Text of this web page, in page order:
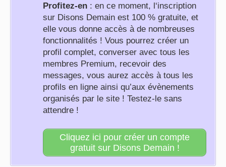
Profitez-en : en ce moment, l‘inscription
sur Disons Demain est 100 % gratuite, et
elle vous donne accès à de nombreuses
fonctionnalités ! Vous pourrez créer un
profil complet, converser avec tous les
membres Premium, recevoir des
messages, vous aurez accès à tous les
profils en ligne ainsi qu’aux évènements
organisés par le site ! Testez-le sans
attendre !
Cliquez ici pour créer un compte
gratuit sur Disons Demain !